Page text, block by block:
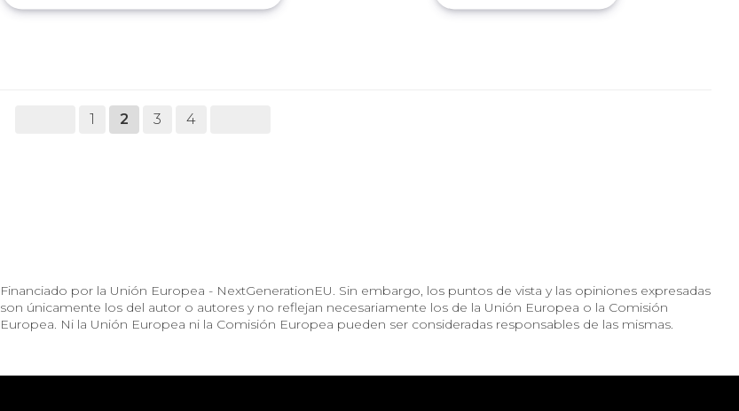
1 2 3 4
Financiado por la Unión Europea - NextGenerationEU. Sin embargo, los puntos de vista y las opiniones expresadas
son únicamente los del autor o autores y no reflejan necesariamente los de la Unión Europea o la Comisión
Europea. Ni la Unión Europea ni la Comisión Europea pueden ser consideradas responsables de las mismas.